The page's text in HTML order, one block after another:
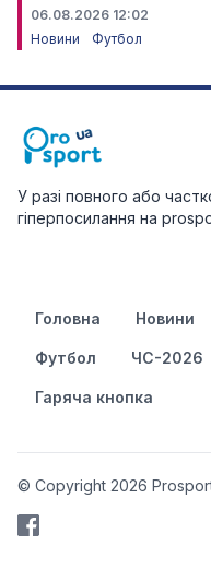
06.08.2026 12:02
Новини
Футбол
У разі повного або
гіперпосилання на
Головна Новини
Футбол ЧС-2026
Гаряча кнопка
© Copyright 2026